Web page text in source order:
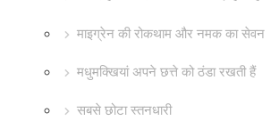
माइग्रेन की रोकथाम और नमक का सेवन
मधुमक्खियां अपने छत्ते को ठंडा रखती हैं
सबसे छोटा स्तनधारी